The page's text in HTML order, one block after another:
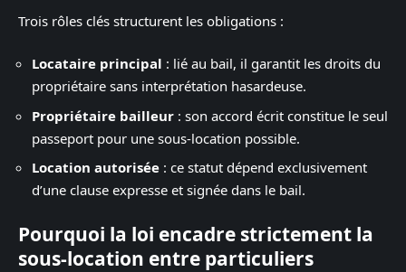
Trois rôles clés structurent les obligations :
Locataire principal : lié au bail, il garantit les droits du
propriétaire sans interprétation hasardeuse.
Propriétaire bailleur : son accord écrit constitue le seul
passeport pour une sous-location possible.
Location autorisée : ce statut dépend exclusivement
d’une clause expresse et signée dans le bail.
Pourquoi la loi encadre strictement la
sous-location entre particuliers